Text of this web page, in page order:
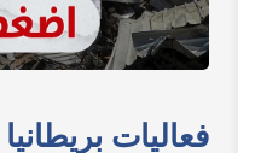
فعاليات بريطانيا